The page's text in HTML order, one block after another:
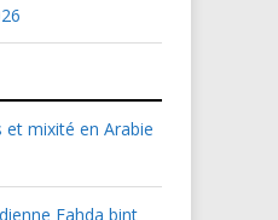
et mixité en Arabie
Fahda bint